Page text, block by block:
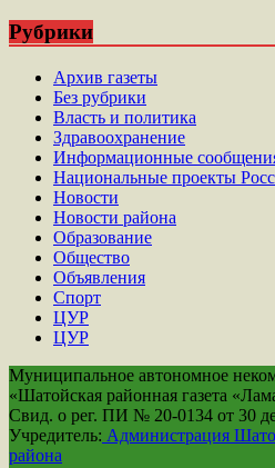
Рубрики
Архив газеты
Без рубрики
Власть и политика
Здравоохранение
Информационные
Национальные проекты
Новости
Новости района
Образование
Общество
Объявления
Спорт
ЦУР
ЦУР
Муниципальное автономное
«Шатойская районная газета
Свид. о рег. ПИ № 20-0134 от 30
Учредитель: Администрация
района